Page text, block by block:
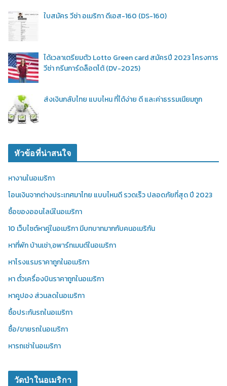
ใบสมัคร วีซ่า อเมริกา ดีเอส-160 (DS-160)
ได้เวลาเตรียมตัว Lotto Green card สมัครปี 2023 โครงการ
วีซ่า กรีนการ์ดล็อตโต้ (DV-2025)
ส่งเงินกลับไทย แบบไหน ที่ได้ง่าย ดี และค่าธรรมเนียมถูก
หัวข้อที่น่าสนใจ
หางานในอเมริกา
โอนเงินจากต่างประเทศมาไทย แบบไหนดี รวดเร็ว ปลอดภัยที่สุด ปี 2023
ซื้อของออนไลน์ในอเมริกา
10 เว็บไซต์หาคู่ในอเมริกา มีบทบาทมากกับคนอเมริกัน
หาที่พัก บ้านเช่า,อพาร์ทเมนต์ในอเมริกา
หาโรงแรมราคาถูกในอเมริกา
หา ตั๋วเครื่องบินราคาถูกในอเมริกา
หาคูปอง ส่วนลดในอเมริกา
ซื้อประกันรถในอเมริกา
ซื้อ/ขายรถในอเมริกา
หารถเช่าในอเมริกา
วัดป่าในอเมริกา